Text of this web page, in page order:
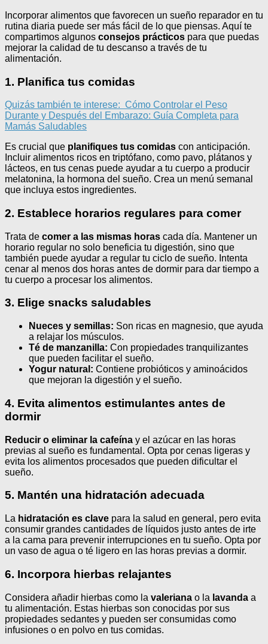
Incorporar alimentos que favorecen un sueño reparador en tu
rutina diaria puede ser más fácil de lo que piensas. Aquí te
compartimos algunos consejos prácticos para que puedas
mejorar la calidad de tu descanso a través de tu
alimentación.
1. Planifica tus comidas
Quizás también te interese: Cómo Controlar el Peso
Durante y Después del Embarazo: Guía Completa para
Mamás Saludables
Es crucial que planifiques tus comidas con anticipación.
Incluir alimentos ricos en triptófano, como pavo, plátanos y
lácteos, en tus cenas puede ayudar a tu cuerpo a producir
melatonina, la hormona del sueño. Crea un menú semanal
que incluya estos ingredientes.
2. Establece horarios regulares para comer
Trata de comer a las mismas horas cada día. Mantener un
horario regular no solo beneficia tu digestión, sino que
también puede ayudar a regular tu ciclo de sueño. Intenta
cenar al menos dos horas antes de dormir para dar tiempo a
tu cuerpo a procesar los alimentos.
3. Elige snacks saludables
Nueces y semillas: Son ricas en magnesio, que ayuda
a relajar los músculos.
Té de manzanilla: Con propiedades tranquilizantes
que pueden facilitar el sueño.
Yogur natural: Contiene probióticos y aminoácidos
que mejoran la digestión y el sueño.
4. Evita alimentos estimulantes antes de
dormir
Reducir o eliminar la cafeína y el azúcar en las horas
previas al sueño es fundamental. Opta por cenas ligeras y
evita los alimentos procesados que pueden dificultar el
sueño.
5. Mantén una hidratación adecuada
La hidratación es clave para la salud en general, pero evita
consumir grandes cantidades de líquidos justo antes de irte
a la cama para prevenir interrupciones en tu sueño. Opta por
un vaso de agua o té ligero en las horas previas a dormir.
6. Incorpora hierbas relajantes
Considera añadir hierbas como la valeriana o la lavanda a
tu alimentación. Estas hierbas son conocidas por sus
propiedades sedantes y pueden ser consumidas como
infusiones o en polvo en tus comidas.